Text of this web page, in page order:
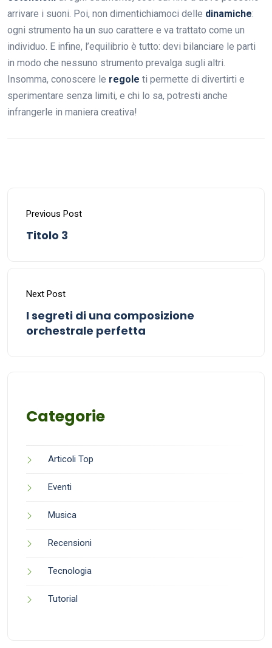
arrivare i suoni. Poi, non dimentichiamoci delle dinamiche:
ogni strumento ha un suo carattere e va trattato come un
individuo. E infine, l’equilibrio è tutto: devi bilanciare le parti
in modo che nessuno strumento prevalga sugli altri.
Insomma, conoscere le regole ti permette di divertirti e
sperimentare senza limiti, e chi lo sa, potresti anche
infrangerle in maniera creativa!
Previous Post
Titolo 3
Next Post
I segreti di una composizione
orchestrale perfetta
Categorie
Articoli Top
Eventi
Musica
Recensioni
Tecnologia
Tutorial